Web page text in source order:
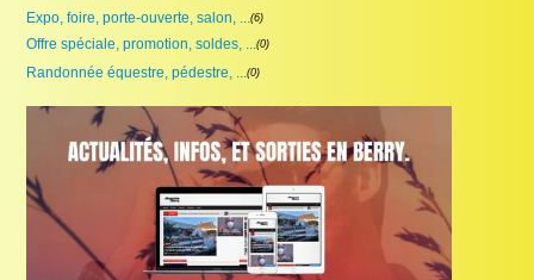
Expo, foire, porte-ouverte, salon, ...(6)
Offre spéciale, promotion, soldes, ...(0)
Randonnée équestre, pédestre, ...(0)